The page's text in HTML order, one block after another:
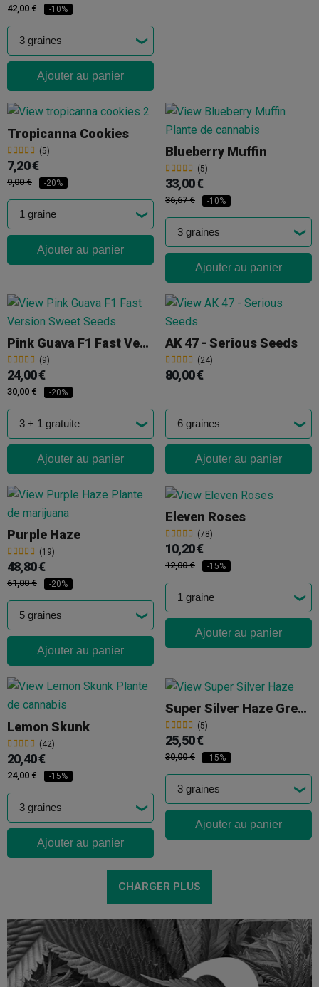
42,00 € -10%
Ajouter au panier
Tropicanna Cookies
(5)
7,20 €
9,00 € -20%
Ajouter au panier
Blueberry Muffin
(5)
33,00 €
36,67 € -10%
Ajouter au panier
Pink Guava F1 Fast Version Sweet Seeds
(9)
24,00 €
30,00 € -20%
Ajouter au panier
AK 47 - Serious Seeds
(24)
80,00 €
Ajouter au panier
Purple Haze
(19)
48,80 €
61,00 € -20%
Ajouter au panier
Eleven Roses
(78)
10,20 €
12,00 € -15%
Ajouter au panier
Lemon Skunk
(42)
20,40 €
24,00 € -15%
Ajouter au panier
Super Silver Haze Green House Seeds
(5)
25,50 €
30,00 € -15%
Ajouter au panier
CHARGER PLUS